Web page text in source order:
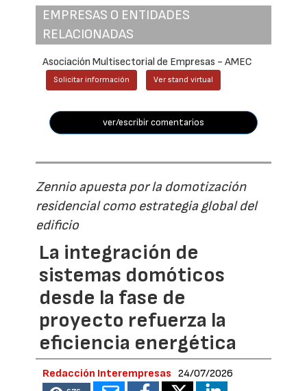
EMPRESAS O ENTIDADES
RELACIONADAS
Asociación Multisectorial de Empresas - AMEC
Solicitar información Ver stand virtual
ver/escribir comentarios
Zennio apuesta por la domotización
residencial como estrategia global del
edificio
La integración de
sistemas domóticos
desde la fase de
proyecto refuerza la
eficiencia energética
Redacción Interempresas 24/07/2026